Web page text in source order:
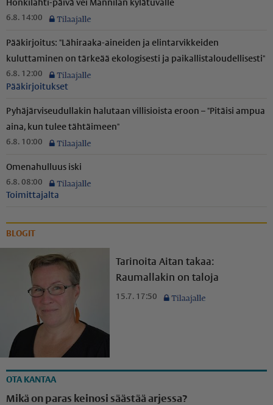
Honkilahti-päivä vei Mannilan kylätuvalle
6.8. 14:00
Pääkirjoitus: "Lähiraaka-aineiden ja elintarvikkeiden
kuluttaminen on tärkeää ekologisesti ja paikal­lis­ta­lou­del­li­sesti"
6.8. 12:00
Pääkirjoitukset
Pyhäjär­vi­seu­dul­lakin halutaan villisioista eroon – "Pitäisi ampua
aina, kun tulee tähtäimeen"
6.8. 10:00
Omenahulluus iski
6.8. 08:00
Toimittajalta
BLOGIT
Tarinoita Aitan takaa:
Raumallakin on taloja
15.7. 17:50
OTA KANTAA
Mikä on paras keinosi säästää arjessa?